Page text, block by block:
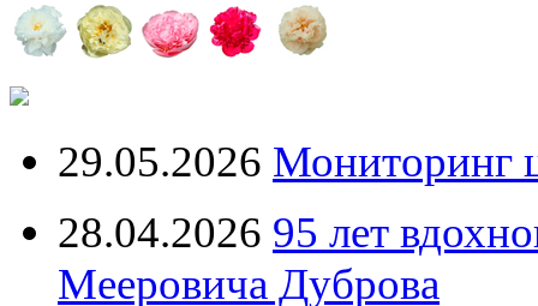
29.05.2026 Мониторинг
28.04.2026 95 лет
Мееровича Дуброва